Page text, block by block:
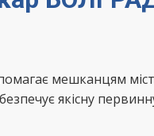
мешканцям
якісну